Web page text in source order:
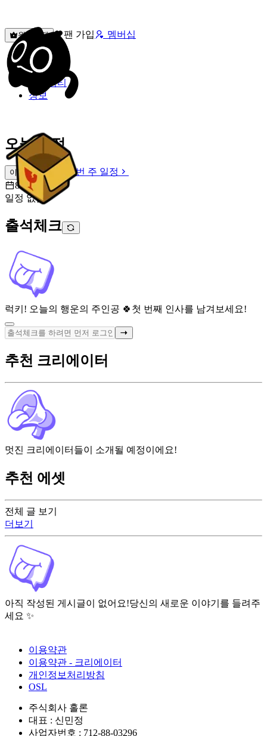
원픽선택 팬 가입 멤버십
밐타운
피드
커뮤니티
정보
오늘 일정
이번 주 일정
이번 주 일정
8월 7일 [금]
일정 없음
출석체크
럭키! 오늘의 행운의 주인공 🍀 첫 번째 인사를 남겨보세요!
전체 글 보기
더보기
아직 작성된 게시글이 없어요!당신의 새로운 이야기를 들려주
세요 ✨
추천 크리에이터
멋진 크리에이터들이 소개될 예정이에요!
추천 에셋
이용약관
이용약관 - 크리에이터
개인정보처리방침
OSL
주식회사 홀론
대표 : 신민정
사업자번호 : 712-88-03296